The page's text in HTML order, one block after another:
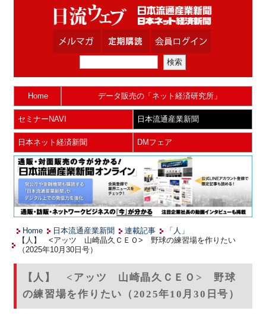
Home データ販売の「ネット経済研究所」
セミナーNAVI 日本流通産業新聞
日本ネット経済新聞 DMフェア
Home 日本流通産業新聞 連載記事
「人」
【人】 <アッツ 山崎晶久ＣＥＯ> 野球の練習場を作りたい
（2025年10月30日号）
【人】 <アッツ 山崎晶久ＣＥＯ> 野球
の練習場を作りたい（2025年10月30日号）